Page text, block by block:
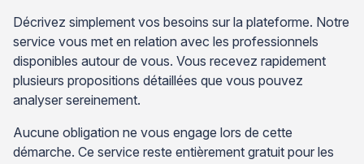
Décrivez simplement vos besoins sur la plateforme. Notre
service vous met en relation avec les professionnels
disponibles autour de vous. Vous recevez rapidement
plusieurs propositions détaillées que vous pouvez
analyser sereinement.
Aucune obligation ne vous engage lors de cette
démarche. Ce service reste entièrement gratuit pour les